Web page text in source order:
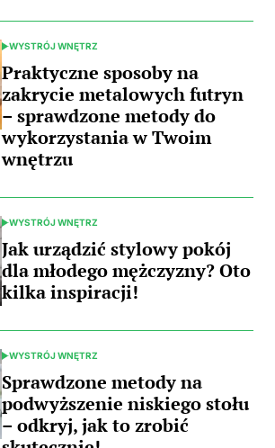
POSTED
IN
WYSTRÓJ WNĘTRZ
Praktyczne sposoby na
zakrycie metalowych futryn
– sprawdzone metody do
wykorzystania w Twoim
wnętrzu
POSTED
IN
WYSTRÓJ WNĘTRZ
Jak urządzić stylowy pokój
dla młodego mężczyzny? Oto
kilka inspiracji!
POSTED
IN
WYSTRÓJ WNĘTRZ
Sprawdzone metody na
podwyższenie niskiego stołu
– odkryj, jak to zrobić